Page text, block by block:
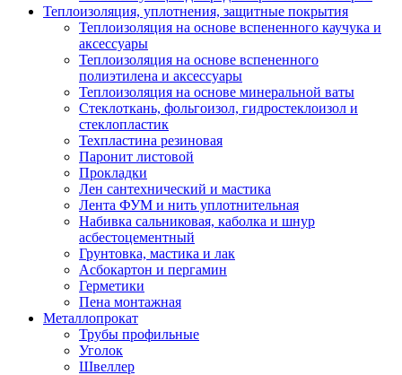
Теплоизоляция, уплотнения, защитные покрытия
Теплоизоляция на основе вспененного каучука и
аксессуары
Теплоизоляция на основе вспененного
полиэтилена и аксессуары
Теплоизоляция на основе минеральной ваты
Стеклоткань, фольгоизол, гидростеклоизол и
стеклопластик
Техпластина резиновая
Паронит листовой
Прокладки
Лен сантехнический и мастика
Лента ФУМ и нить уплотнительная
Набивка сальниковая, каболка и шнур
асбестоцементный
Грунтовка, мастика и лак
Асбокартон и пергамин
Герметики
Пена монтажная
Металлопрокат
Трубы профильные
Уголок
Швеллер